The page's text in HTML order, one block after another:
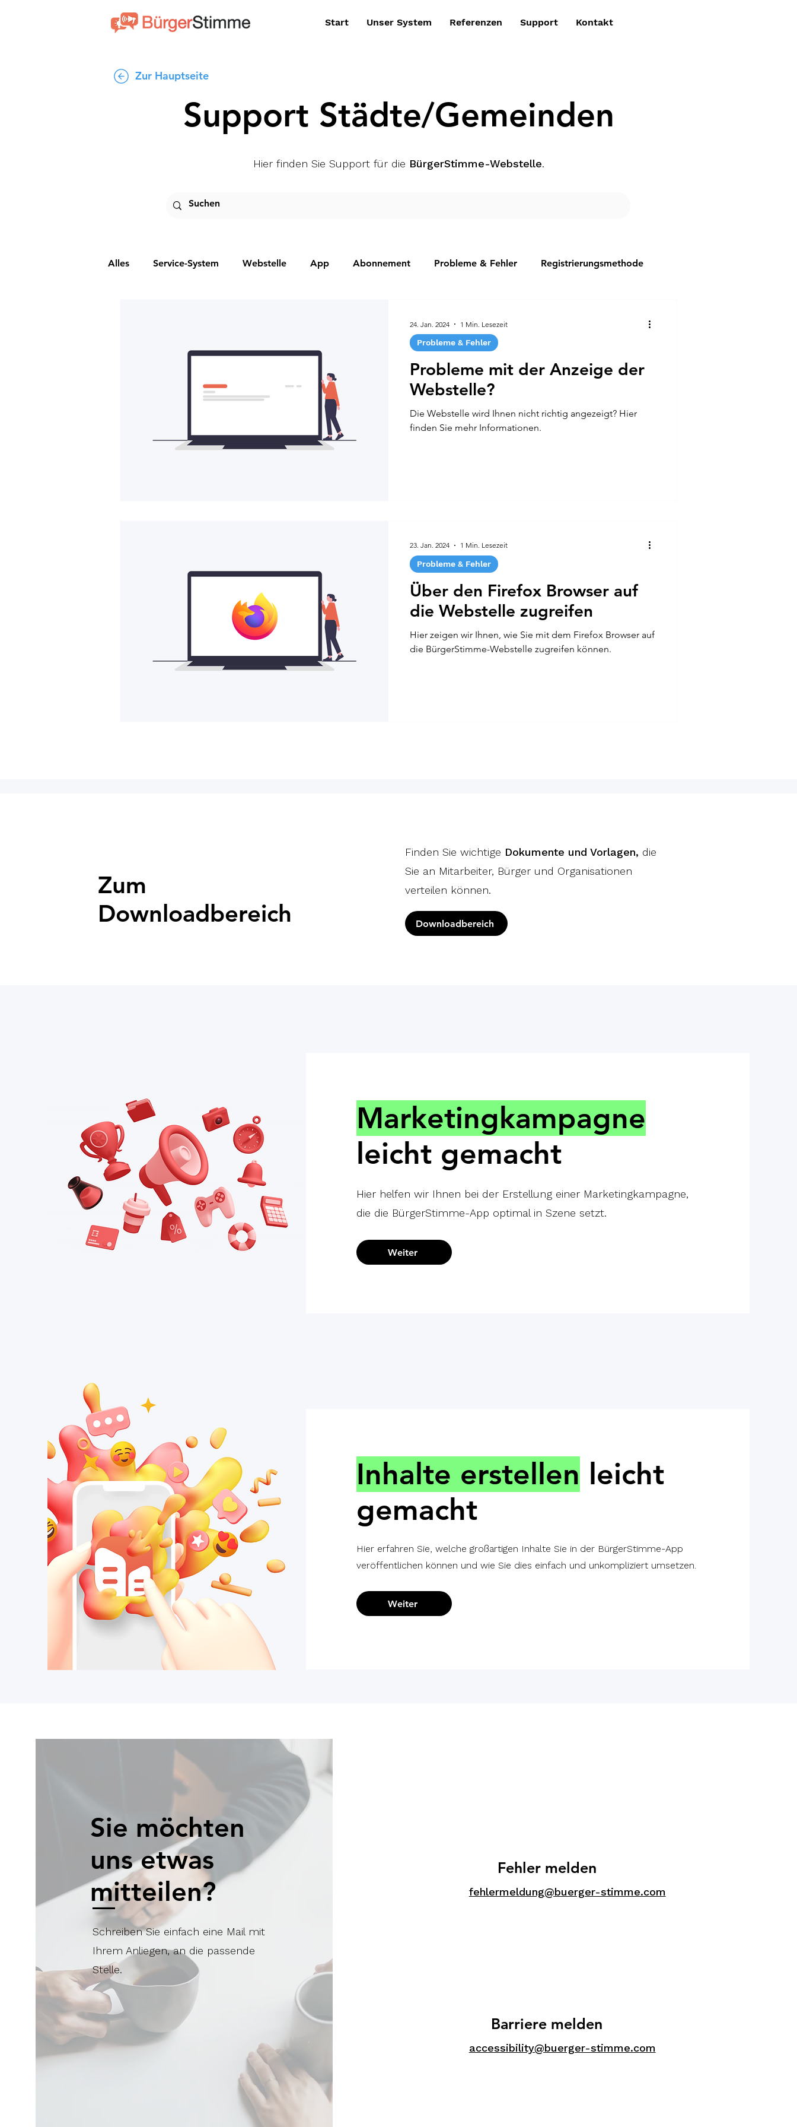
Start Unser System Referenzen Support Kontakt
Zur Hauptseite
Support Städte/Gemeinden
Hier finden Sie Support für die BürgerStimme-Webstelle.
Alles Service-System Webstelle App Abonnement Probleme & Fehler Registrierungsmethode
Probleme mit der Anzeige der
Webstelle?
Die Webstelle wird Ihnen nicht richtig angezeigt? Hier
finden Sie mehr Informationen.
Probleme & Fehler
24. Jan. 2024 1 Min. Lesezeit
Über den Firefox Browser auf
die Webstelle zugreifen
Hier zeigen wir Ihnen, wie Sie mit dem Firefox Browser auf
die BürgerStimme-Webstelle zugreifen können.
Probleme & Fehler
23. Jan. 2024 1 Min. Lesezeit
Zum
Downloadbereich
Finden Sie wichtige Dokumente und Vorlagen, die
Sie an Mitarbeiter, Bürger und Organisationen
verteilen können.
Downloadbereich
Marketingkampagne
leicht gemacht
Hier helfen wir Ihnen bei der Erstellung einer Marketingkampagne,
die die BürgerStimme-App optimal in Szene setzt.
Weiter
Inhalte erstellen leicht
gemacht
Hier erfahren Sie, welche großartigen Inhalte Sie in der BürgerStimme-App
veröffentlichen können und wie Sie dies einfach und unkompliziert umsetzen.
Weiter
Sie möchten
uns etwas
mitteilen?
Schreiben Sie einfach eine Mail mit
Ihrem Anliegen, an die passende
Stelle.
Fehler melden
fehlermeldung@buerger-stimme.com
Barriere melden
accessibility@buerger-stimme.com